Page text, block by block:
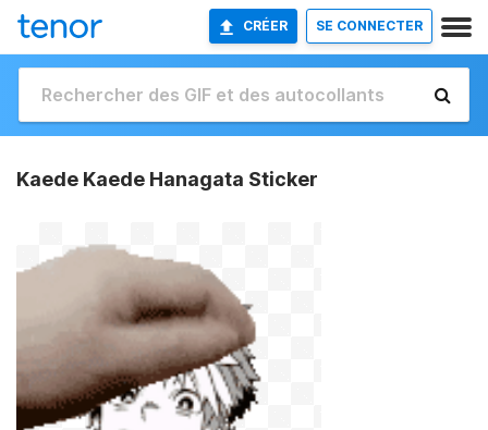
CRÉER SE CONNECTER
Kaede Kaede Hanagata Sticker